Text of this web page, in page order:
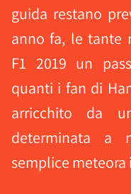
guida restano
anno fa, le tante
F1 2019 un
quanti i fan di
arricchito da
determinata a
semplice meteora